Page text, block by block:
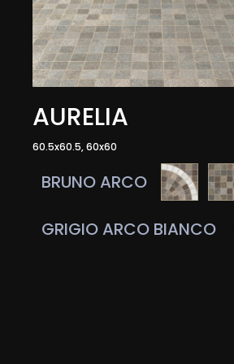
AURELIA
60.5x60.5, 60x60
BRUNO ARCO
GRIGIO ARCO BIANCO